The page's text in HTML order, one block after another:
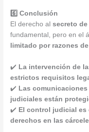
6️⃣ Conclusión
El derecho alsecreto
fundamental, pero en el
limitado por razones
✔️ La intervención de
estrictos requisitos
✔️ Las
judiciales están
✔️ El control judicial es
derechos en las